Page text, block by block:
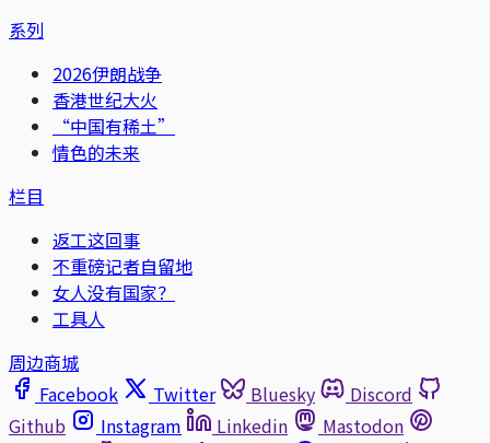
系列
2026伊朗战争
香港世纪大火
“中国有稀土”
情色的未来
栏目
返工这回事
不重磅记者自留地
女人没有国家？
工具人
周边商城
Facebook
Twitter Bluesky
Discord
Github
Instagram Linkedin
Mastodon